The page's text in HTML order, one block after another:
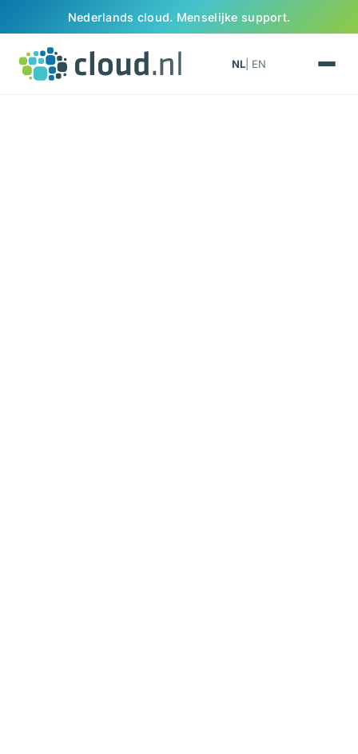
Ga naar inhoud
Nederlands cloud. Menselijke support.
NL| EN